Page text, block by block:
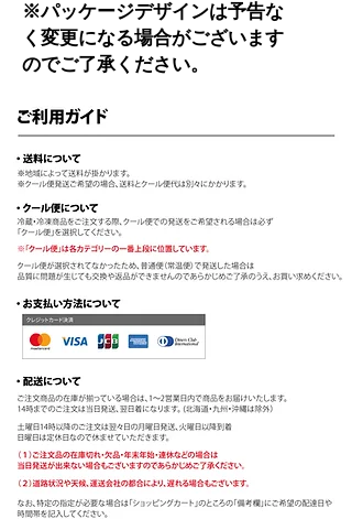
※パッケージデザインは予告な
く変更になる場合がございます
のでご了承ください。